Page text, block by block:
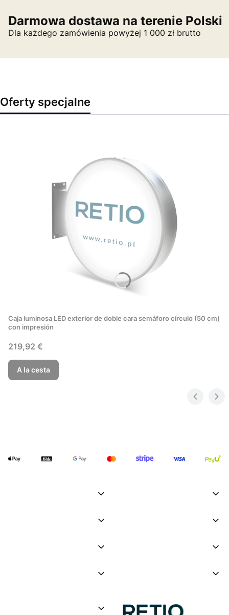
Darmowa dostawa na terenie Polski
Dla każdego zamówienia powyżej 1 000 zł brutto
Oferty specjalne
Caja luminosa LED exterior de doble cara semáforo círculo (50 cm)
con impresión
Precio
219,92 €
A la cesta